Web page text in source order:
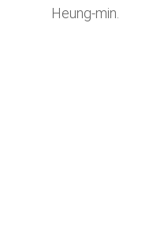
Heung-min.